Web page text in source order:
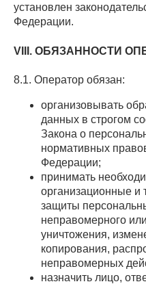
установлен
Федерации.
VIII. ОБЯЗАННОСТИ
8.1. Оператор обязан:
организовывать
данных в строгом
Закона о
нормативных
Федерации;
принимать
организационные и
защиты
неправомерного
уничтожения,
копирования,
неправомерных
назначить лицо,